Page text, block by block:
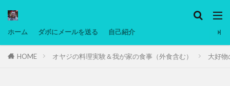
ホーム ダボにメールを送る 自己紹介
HOME オヤジの料理実験＆我が家の食事（外食含む） 大好
タグ